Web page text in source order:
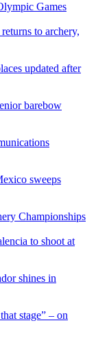
Games
to archery,
updated after
barebow
sweeps
Championships
to shoot at
shines in
stage” – on